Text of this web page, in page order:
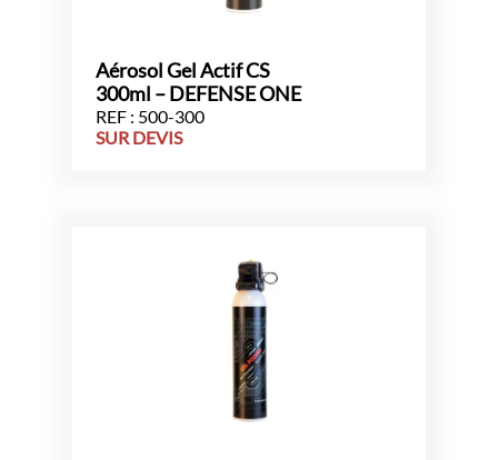
Aérosol Gel Actif CS
300ml – DEFENSE ONE
REF : 500-300
SUR DEVIS